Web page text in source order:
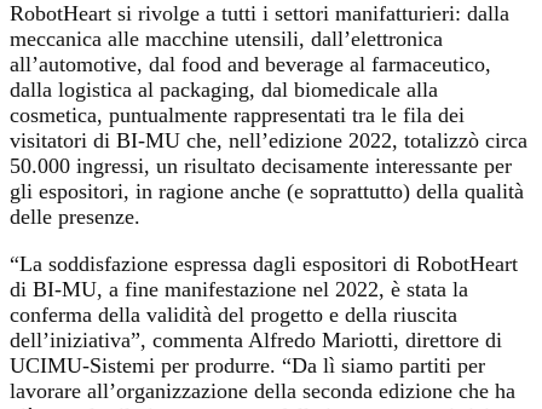
RobotHeart si rivolge a tutti i settori manifatturieri: dalla
meccanica alle macchine utensili, dall’elettronica
all’automotive, dal food and beverage al farmaceutico,
dalla logistica al packaging, dal biomedicale alla
cosmetica, puntualmente rappresentati tra le fila dei
visitatori di BI-MU che, nell’edizione 2022, totalizzò circa
50.000 ingressi, un risultato decisamente interessante per
gli espositori, in ragione anche (e soprattutto) della qualità
delle presenze.
“La soddisfazione espressa dagli espositori di RobotHeart
di BI-MU, a fine manifestazione nel 2022, è stata la
conferma della validità del progetto e della riuscita
dell’iniziativa”, commenta Alfredo Mariotti, direttore di
UCIMU-Sistemi per produrre. “Da lì siamo partiti per
lavorare all’organizzazione della seconda edizione che ha